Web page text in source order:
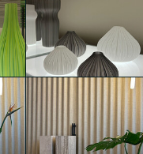
SENSES
Isabella Erika
Schmalzbauer